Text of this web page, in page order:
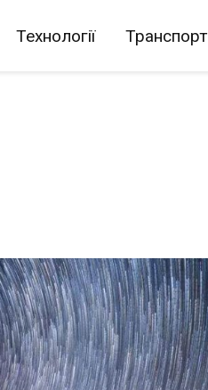
Технології Транспорт